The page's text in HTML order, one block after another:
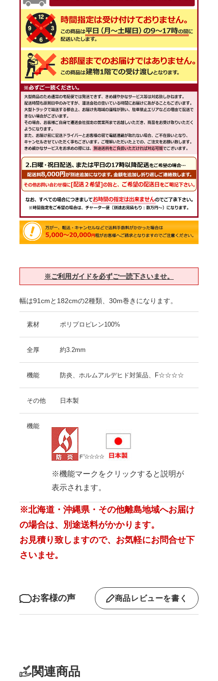
※ご利用ガイドを必ずご一読下さいませ。
幅は91cmと182cmの2種類、30m巻きになります。
素材 ポリプロピレン100%
全厚 約3.2mm
機能 防炎、ホルムアルデヒド対策品、F☆☆☆☆
その他 日本製
機能
※機能マークをクリックすると説明が
表示されます。
※北海道・沖縄県・その他離島地域へお届け
の場合は、別途送料がかかります。
お見積り致しますので、お気軽にお問合せ下
さいませ。
お客様の声 商品レビューを書く
関連商品